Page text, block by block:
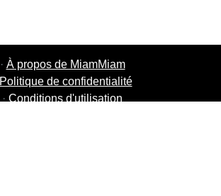
· À propos de MiamMiam
Politique de confidentialité
· Conditions d'utilisation